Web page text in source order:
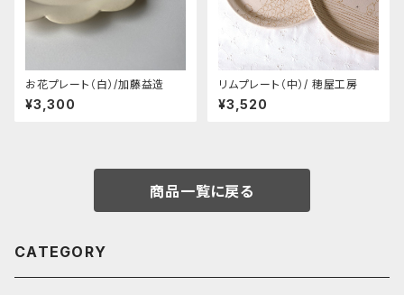
お花プレート（白）/加藤益造
¥3,300
リムプレート（中）/ 穂屋工房
¥3,520
商品一覧に戻る
CATEGORY